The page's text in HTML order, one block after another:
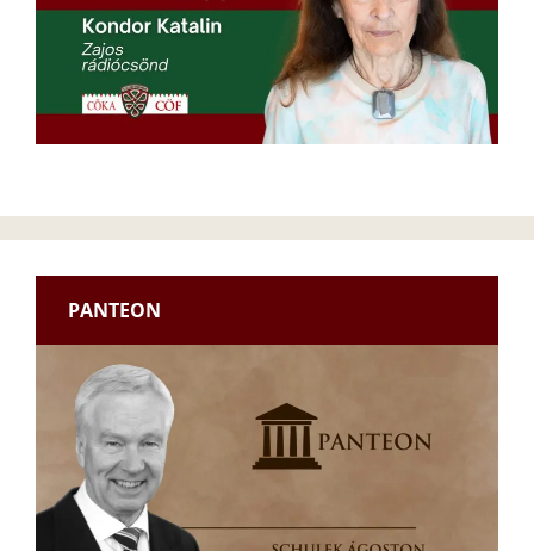
PANTEON